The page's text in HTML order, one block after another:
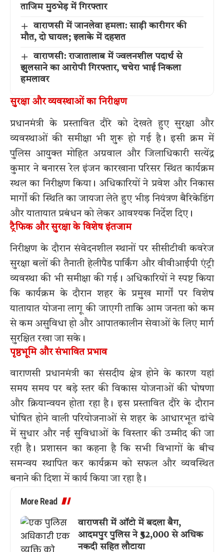
ताजिम मुठभेड़ में गिरफ्तार
वाराणसी में जानलेवा हमला: साड़ी कारीगर की
मौत, दो घायल; इलाके में दहशत
वाराणसी: राजातालाब में ज्वलनशील पदार्थ से
झुलसाने का आरोपी गिरफ्तार, चचेरा भाई निकला
हमलावर
सुरक्षा और व्यवस्थाओं का निरीक्षण
प्रधानमंत्री के प्रस्तावित दौरे को देखते हुए सुरक्षा और
व्यवस्थाओं की समीक्षा भी शुरू हो गई है। इसी क्रम में
पुलिस आयुक्त मोहित अग्रवाल और जिलाधिकारी सत्येंद्र
कुमार ने बनारस रेल इंजन कारखाना परिसर स्थित कार्यक्रम
स्थल का निरीक्षण किया। अधिकारियों ने प्रवेश और निकास
मार्गों की स्थिति का जायजा लेते हुए भीड़ नियंत्रण बैरिकेडिंग
और यातायात प्रबंधन को लेकर आवश्यक निर्देश दिए।
ट्रैफिक और सुरक्षा के विशेष इंतजाम
निरीक्षण के दौरान संवेदनशील स्थानों पर सीसीटीवी कवरेज
सुरक्षा बलों की तैनाती हेलीपैड पार्किंग और वीवीआईपी एंट्री
व्यवस्था की भी समीक्षा की गई। अधिकारियों ने स्पष्ट किया
कि कार्यक्रम के दौरान शहर के प्रमुख मार्गों पर विशेष
यातायात योजना लागू की जाएगी ताकि आम जनता को कम
से कम असुविधा हो और आपातकालीन सेवाओं के लिए मार्ग
सुरक्षित रखा जा सके।
पृष्ठभूमि और संभावित प्रभाव
वाराणसी प्रधानमंत्री का संसदीय क्षेत्र होने के कारण यहां
समय समय पर बड़े स्तर की विकास योजनाओं की घोषणा
और क्रियान्वयन होता रहा है। इस प्रस्तावित दौरे के दौरान
घोषित होने वाली परियोजनाओं से शहर के आधारभूत ढांचे
में सुधार और नई सुविधाओं के विस्तार की उम्मीद की जा
रही है। प्रशासन का कहना है कि सभी विभागों के बीच
समन्वय स्थापित कर कार्यक्रम को सफल और व्यवस्थित
बनाने की दिशा में कार्य किया जा रहा है।
More Read
वाराणसी में ऑटो में बदला बैग,
आदमपुर पुलिस ने ₹52,000 से अधिक
नकदी सहित लौटाया